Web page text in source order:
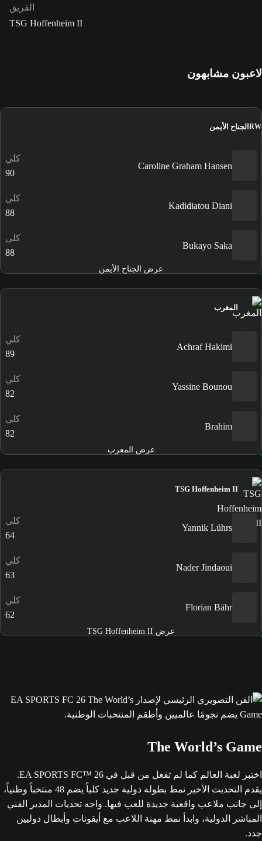
الفريق
TSG Hoffenheim II
لاعبون مشابهون
RW الجناح الأيمن
Caroline Graham Hansen
كلي
90
Kadidiatou Diani
كلي
88
Bukayo Saka
كلي
88
عرض الجناح الأيمن
المغرب
Achraf Hakimi
كلي
89
Yassine Bounou
كلي
82
Brahim
كلي
82
عرض المغرب
TSG Hoffenheim II
Yannik Lührs
كلي
64
Nader Jindaoui
كلي
63
Florian Bähr
كلي
62
عرض TSG Hoffenheim II
The World’s Game
اختبر لعبة العالم كما لم تفعل من قبل في EA SPORTS FC™ 26.
يقدم التحديث الأخير نمط بطولة دولية جديد كلياً يضم 48 منتخباً وطنياً،
إلى جانب ملاعب واقعية جديدة للعب فيها. واجه تحديات المدير الفني
المباشر الدولية، وابدأ نمط مهنة اللاعب مع أيقونات وأبطال دوليين
جدد.